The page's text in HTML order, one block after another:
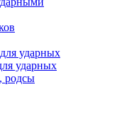
ударных
ударных
родсы